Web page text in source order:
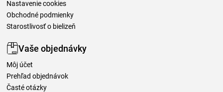
Nastavenie cookies
Obchodné podmienky
Starostlivosť o bielizeň
Vaše objednávky
Môj účet
Prehľad objednávok
Časté otázky